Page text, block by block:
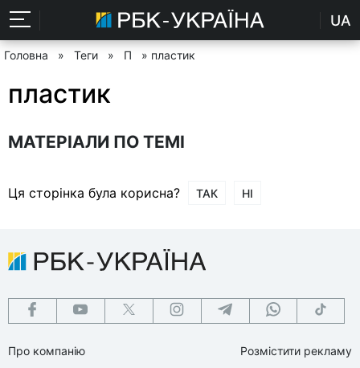
UA
Головна » Теги » П » пластик
пластик
МАТЕРІАЛИ ПО ТЕМІ
Ця сторінка була корисна? ТАК НІ
Про компанію
Розмістити рекламу